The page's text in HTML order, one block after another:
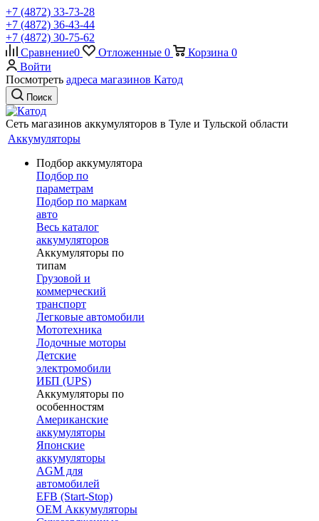
+7 (4872) 33-73-28
+7 (4872) 36-43-44
+7 (4872) 30-75-62
Сравнение0 Отложенные 0 Корзина 0
Войти
Посмотреть адреса магазинов Катод
Поиск
Сеть магазинов аккумуляторов в Туле и Тульской области
Аккумуляторы
Подбор аккумулятора
Подбор по
параметрам
Подбор по маркам
авто
Весь каталог
аккумуляторов
Аккумуляторы по
типам
Грузовой и
коммерческий
транспорт
Легковые автомобили
Мототехника
Лодочные моторы
Детские
электромобили
ИБП (UPS)
Аккумуляторы по
особенностям
Американские
аккумуляторы
Японские
аккумуляторы
AGM для
автомобилей
EFB (Start-Stop)
OEM Аккумуляторы